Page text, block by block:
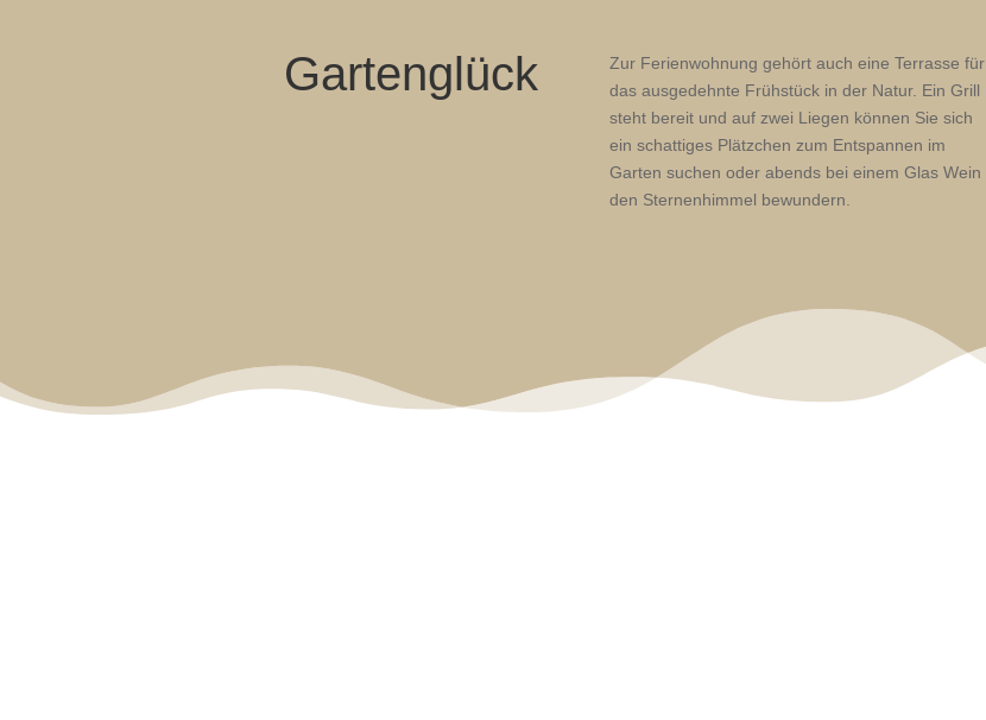
Gartenglück
Zur Ferienwohnung gehört auch eine Terrasse für
das ausgedehnte Frühstück in der Natur. Ein Grill
steht bereit und auf zwei Liegen können Sie sich
ein schattiges Plätzchen zum Entspannen im
Garten suchen oder abends bei einem Glas Wein
den Sternenhimmel bewundern.